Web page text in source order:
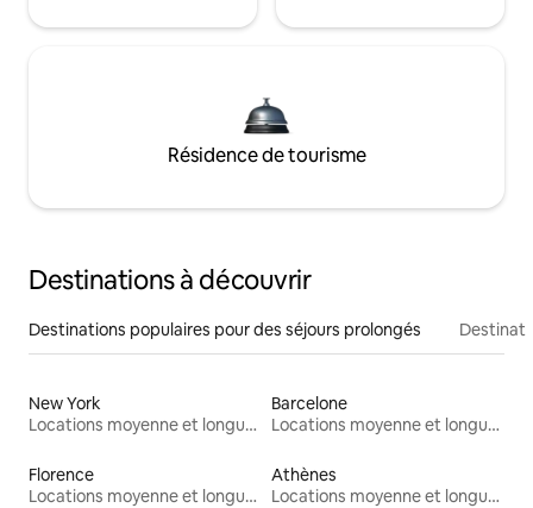
Résidence de tourisme
Destinations à découvrir
Destinations populaires pour des séjours prolongés
New York
Locations moyenne et longue durée
Barcelone
Locations moyenne et longue durée
Florence
Locations moyenne et longue durée
Athènes
Locations moyenne et longue durée